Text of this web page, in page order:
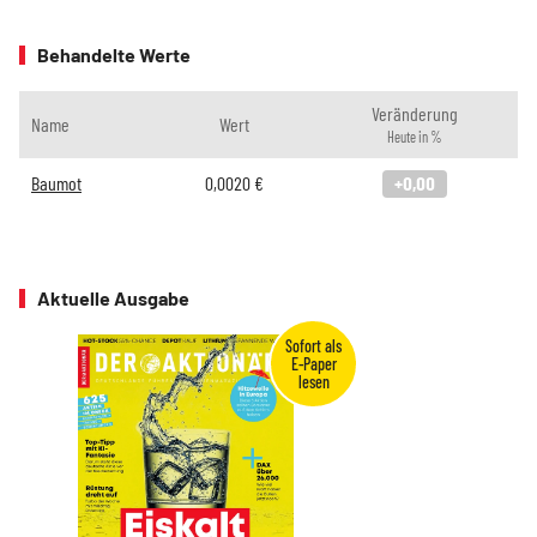
Behandelte Werte
Name Wert Veränderung
Heute in %
Baumot 0,0020 € +0,00
Aktuelle Ausgabe